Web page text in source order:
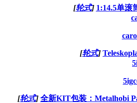
[轮式] 1:14.5单滚
[轮式]
[轮式] 全新KIT包装：Metalhobi